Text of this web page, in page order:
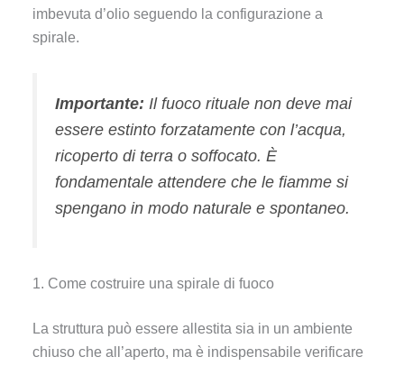
imbevuta d’olio seguendo la configurazione a
spirale.
Importante: Il fuoco rituale non deve mai
essere estinto forzatamente con l’acqua,
ricoperto di terra o soffocato. È
fondamentale attendere che le fiamme si
spengano in modo naturale e spontaneo.
1. Come costruire una spirale di fuoco
La struttura può essere allestita sia in un ambiente
chiuso che all’aperto, ma è indispensabile verificare